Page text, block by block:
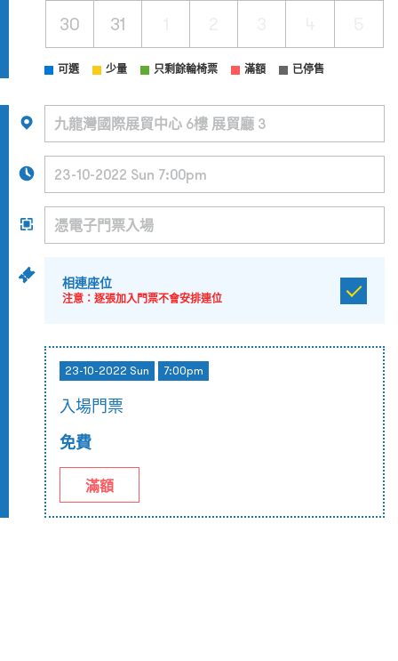
30 31
可選 少量 只剩餘輪椅票 滿額 已停售
相連座位
注意：逐張加入門票不會安排連位
23-10-2022 Sun 7:00pm
入場門票
免費
滿額